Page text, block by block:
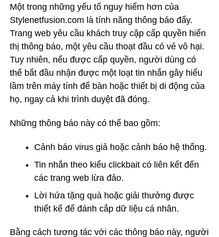
Một trong những yếu tố nguy hiểm hơn của
Stylenetfusion.com là tính năng thông báo đẩy.
Trang web yêu cầu khách truy cập cấp quyền hiển
thị thông báo, một yêu cầu thoạt đầu có vẻ vô hại.
Tuy nhiên, nếu được cấp quyền, người dùng có
thể bắt đầu nhận được một loạt tin nhắn gây hiểu
lầm trên máy tính để bàn hoặc thiết bị di động của
họ, ngay cả khi trình duyệt đã đóng.
Những thông báo này có thể bao gồm:
Cảnh báo virus giả hoặc cảnh báo hệ thống.
Tin nhắn theo kiểu clickbait có liên kết đến
các trang web lừa đảo.
Lời hứa tặng quà hoặc giải thưởng được
thiết kế để đánh cắp dữ liệu cá nhân.
Bằng cách tương tác với các thông báo này, người